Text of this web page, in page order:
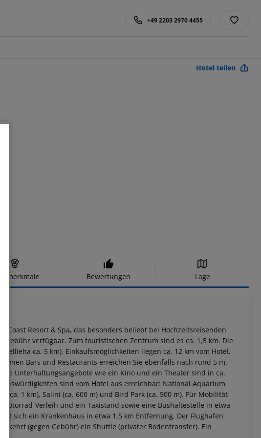
+49 2203 2970 4455
Hotel teilen
Bewertungen Lage
Coast Resort & Spa, das besonders beliebt bei Hochzeitsreisenden
verfügbar. Zum touristischen Zentrum sind es ca. 1,5 km. Die
ca. 5 km). Einkaufsmöglichkeiten liegen ca. 12 km vom Hotel,
Bars und Restaurants erreichen Sie ebenfalls nach rund 5 m.
Unterhaltungsangebote wie ein Kino und ein Theater sind in ca.
sind vom Hotel aus erreichbar: National Aquarium
(ca. 1 km), Salini (ca. 600 m) und Bird Park (ca. 500 m). Für Mobilität
Verleih und ein Taxistand sowie eine Bushaltestelle in etwa
sich ein Krankenhaus in etwa 1,5 km Entfernung. Der Flughafen
(gegen Gebühr) ein Shuttle (privater Bodentransfer). Ein